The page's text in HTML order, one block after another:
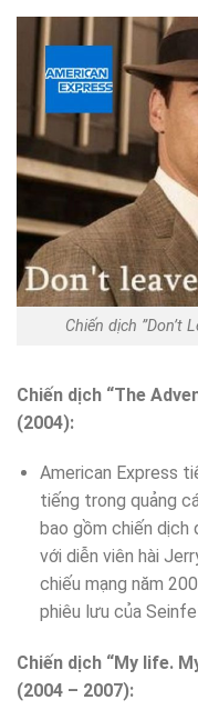
Chiến dịch ”Don’t
Chiến dịch “The
(2004):
American Express
tiếng trong quảng
bao gồm chiến dịch
với diễn viên hài
chiếu mạng năm
phiêu lưu của
Chiến dịch “My life.
(2004 – 2007):